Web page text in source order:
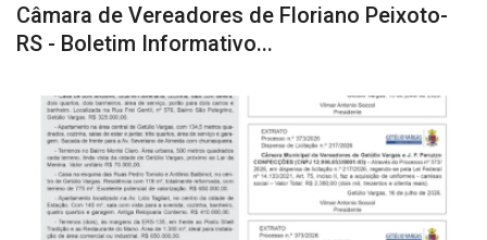
Câmara de Vereadores de Floriano Peixoto-
RS - Boletim Informativo...